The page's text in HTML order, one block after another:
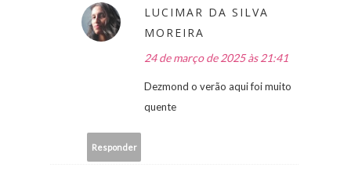
LUCIMAR DA SILVA
MOREIRA
24 de março de 2025 às 21:41
Dezmond o verão aqui foi muito
quente
Responder